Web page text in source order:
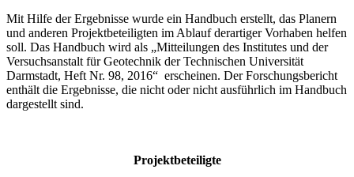
Mit Hilfe der Ergebnisse wurde ein Handbuch erstellt, das Planern
und anderen Projektbeteiligten im Ablauf derartiger Vorhaben helfen
soll. Das Handbuch wird als „Mitteilungen des Institutes und der
Versuchsanstalt für Geotechnik der Technischen Universität
Darmstadt, Heft Nr. 98, 2016“ erscheinen. Der Forschungsbericht
enthält die Ergebnisse, die nicht oder nicht ausführlich im Handbuch
dargestellt sind.
Projektbeteiligte